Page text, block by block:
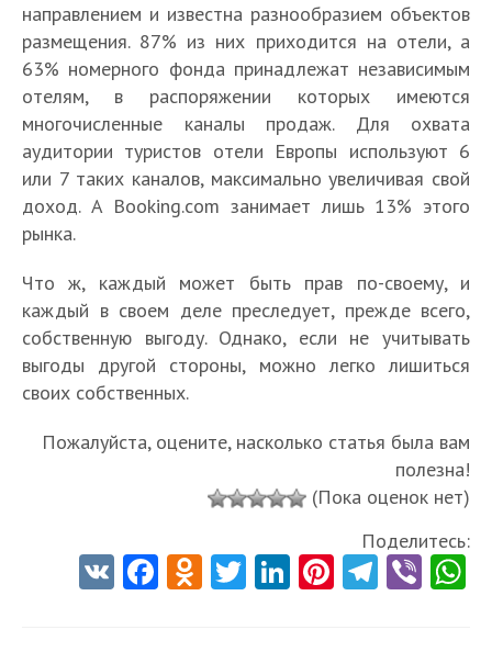
направлением и известна разнообразием объектов
размещения. 87% из них приходится на отели, а
63% номерного фонда принадлежат независимым
отелям, в распоряжении которых имеются
многочисленные каналы продаж. Для охвата
аудитории туристов отели Европы используют 6
или 7 таких каналов, максимально увеличивая свой
доход. А Booking.com занимает лишь 13% этого
рынка.
Что ж, каждый может быть прав по-своему, и
каждый в своем деле преследует, прежде всего,
собственную выгоду. Однако, если не учитывать
выгоды другой стороны, можно легко лишиться
своих собственных.
Пожалуйста, оцените, насколько статья была вам
полезна!
(Пока оценок нет)
Поделитесь:
V Fa O T Li Pi Te Vi